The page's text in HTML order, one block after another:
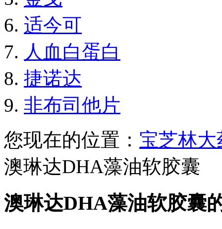
适今可
人血白蛋白
捷诺达
非布司他片
您现在的位置： 宝芝林大
澳琳达DHA藻油软胶囊
澳琳达DHA藻油软胶囊